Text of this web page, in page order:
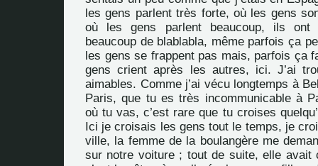
les gens parlent très forte, où les gens
où les gens parlent beaucoup, ils ont
beaucoup de blablabla, même parfois ça
les gens se frappent pas mais, parfois ça
gens crient après les autres, ici. J’ai
aimables. Comme j’ai vécu longtemps à
Paris, que tu es très incommunicable à
où tu vas, c’est rare que tu croises
Ici je croisais les gens tout le temps, je
ville, la femme de la boulangère me
sur notre voiture ; tout de suite, elle avait